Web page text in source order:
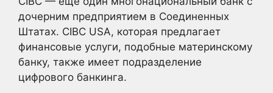
дочерним предприятием в Соединенных
Штатах. CIBC USA, которая предлагает
финансовые услуги, подобные материнскому
банку, также имеет подразделение
цифрового банкинга.